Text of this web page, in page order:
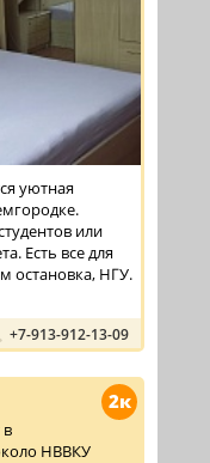
уютная
или
Есть все для
остановка, НГУ.
+7-913-912-13-09
2к
НВВКУ